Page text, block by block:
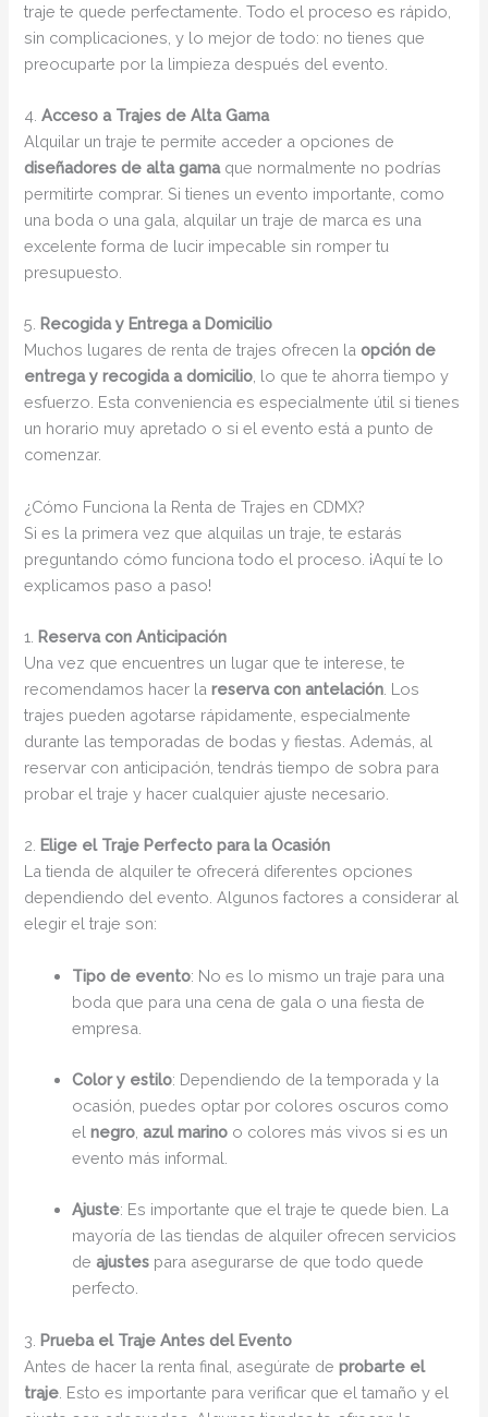
traje te quede perfectamente. Todo el proceso es rápido,
sin complicaciones, y lo mejor de todo: no tienes que
preocuparte por la limpieza después del evento.
4.Acceso a Trajes de Alta Gama
Alquilar un traje te permite acceder a opciones de
diseñadores de alta gamaque normalmente no podrías
permitirte comprar. Si tienes un evento importante, como
una boda o una gala, alquilar un traje de marca es una
excelente forma de lucir impecable sin romper tu
presupuesto.
5. Recogida y Entrega a Domicilio
Muchos lugares de renta de trajes ofrecen laopción de
entrega y recogida a domicilio , lo que te ahorra tiempo y
esfuerzo. Esta conveniencia es especialmente útil si tienes
un horario muy apretado o si el evento está a punto de
comenzar.
¿Cómo Funciona la Renta de Trajes en CDMX?
Si es la primera vez que alquilas un traje, te estarás
preguntando cómo funciona todo el proceso. ¡Aquí te lo
explicamos paso a paso!
1. Reserva con Anticipación
Una vez que encuentres un lugar que te interese, te
recomendamos hacer lareserva con antelación . Los
trajes pueden agotarse rápidamente, especialmente
durante las temporadas de bodas y fiestas. Además, al
reservar con anticipación, tendrás tiempo de sobra para
probar el traje y hacer cualquier ajuste necesario.
2. Elige el Traje Perfecto para la Ocasión
La tienda de alquiler te ofrecerá diferentes opciones
dependiendo del evento. Algunos factores a considerar al
elegir el traje son:
Tipo de evento: No es lo mismo un traje para una
boda que para una cena de gala o una fiesta de
empresa.
Color y estilo: Dependiendo de la temporada y la
ocasión, puedes optar por colores oscuros como
elnegro ,azul marino o colores más vivos si es un
evento más informal.
Ajuste: Es importante que el traje te quede bien. La
mayoría de las tiendas de alquiler ofrecen servicios
deajustes para asegurarse de que todo quede
perfecto.
3. Prueba el Traje Antes del Evento
Antes de hacer la renta final, asegúrate deprobarte el
traje . Esto es importante para verificar que el tamaño y el